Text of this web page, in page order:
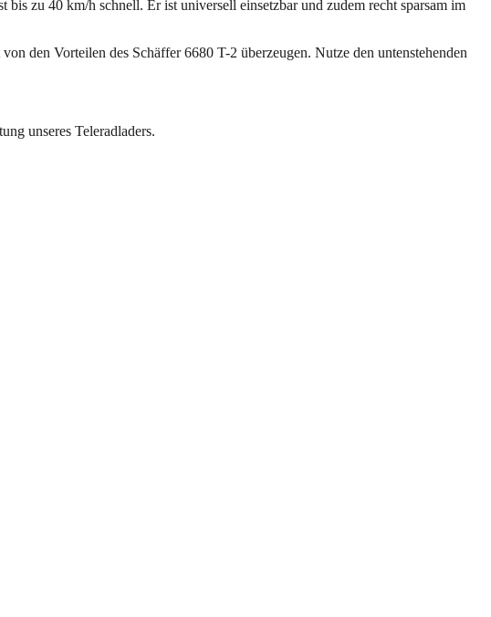
zu 40 km/h schnell. Er ist universell einsetzbar und zudem recht sparsam im
den Vorteilen des Schäffer 6680 T-2 überzeugen. Nutze den untenstehenden
unseres Teleradladers.